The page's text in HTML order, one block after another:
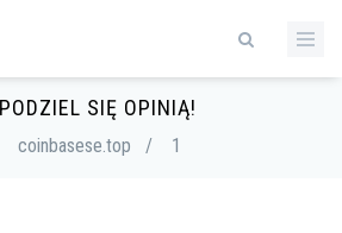
SIĘ OPINIĄ!
coinbasese.top / 1